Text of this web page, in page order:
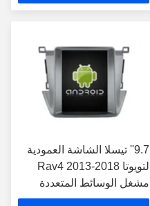
المتعددة
9.7'' تيسلا الشاشة العمودية
لتويوتا Rav4 2013-2018
مشغل الوسائط المتعددة
للسيارات الروبوت